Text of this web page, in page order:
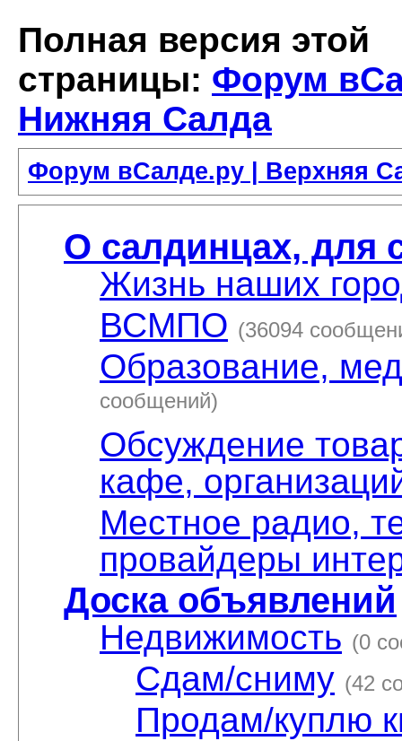
Полная версия этой
страницы: Форум
Нижняя Салда
Форум вСалде.ру | Верхняя
О салдинцах, для
Жизнь наших
ВСМПО (36094
Образование,
сообщений)
Обсуждение
кафе,
Местное радио,
провайдеры
Доска объявлений
Недвижимость (0
Сдам/сниму (42
Продам/куплю